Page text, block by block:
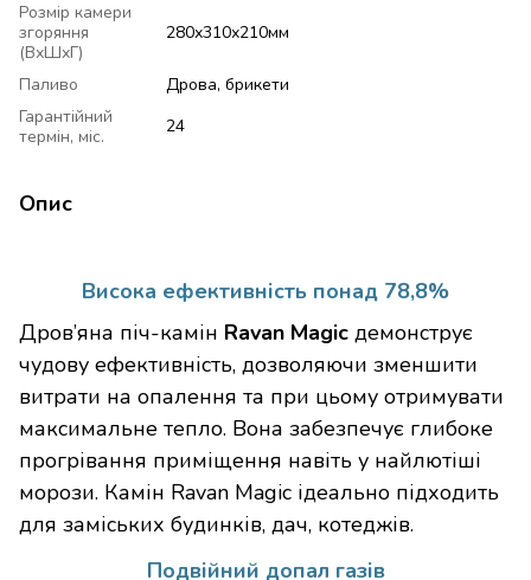
Розмір камери
згоряння
(ВхШхГ)
280х310х210мм
Паливо
Дрова, брикети
Гарантійний
термін, міс.
24
Опис
Висока ефективність понад 78,8%
Дров’яна піч-камін Ravan Magic демонструє
чудову ефективність, дозволяючи зменшити
витрати на опалення та при цьому отримувати
максимальне тепло. Вона забезпечує глибоке
прогрівання приміщення навіть у найлютіші
морози. Камін Ravan Magic ідеально підходить
для заміських будинків, дач, котеджів.
Подвійний допал газів